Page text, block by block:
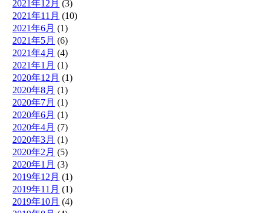
2021年12月 (3)
2021年11月 (10)
2021年6月 (1)
2021年5月 (6)
2021年4月 (4)
2021年1月 (1)
2020年12月 (1)
2020年8月 (1)
2020年7月 (1)
2020年6月 (1)
2020年4月 (7)
2020年3月 (1)
2020年2月 (5)
2020年1月 (3)
2019年12月 (1)
2019年11月 (1)
2019年10月 (4)